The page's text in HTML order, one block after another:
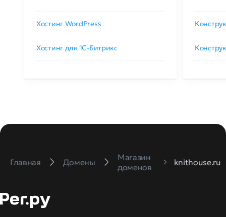
Хостинг WordPress
Хостинг для 1C-Битрикс
Главная Домены
Магазин
доменов
knithouse.ru